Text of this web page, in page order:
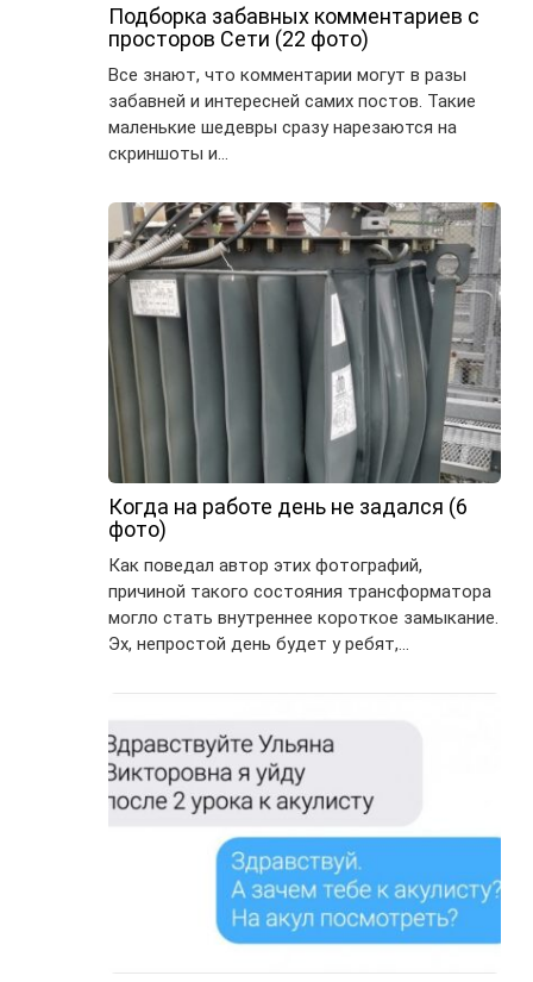
Подборка забавных комментариев с
просторов Сети (22 фото)
Все знают, что комментарии могут в разы
забавней и интересней самих постов. Такие
маленькие шедевры сразу нарезаются на
скриншоты и…
Когда на работе день не задался (6
фото)
Как поведал автор этих фотографий,
причиной такого состояния трансформатора
могло стать внутреннее короткое замыкание.
Эх, непростой день будет у ребят,…